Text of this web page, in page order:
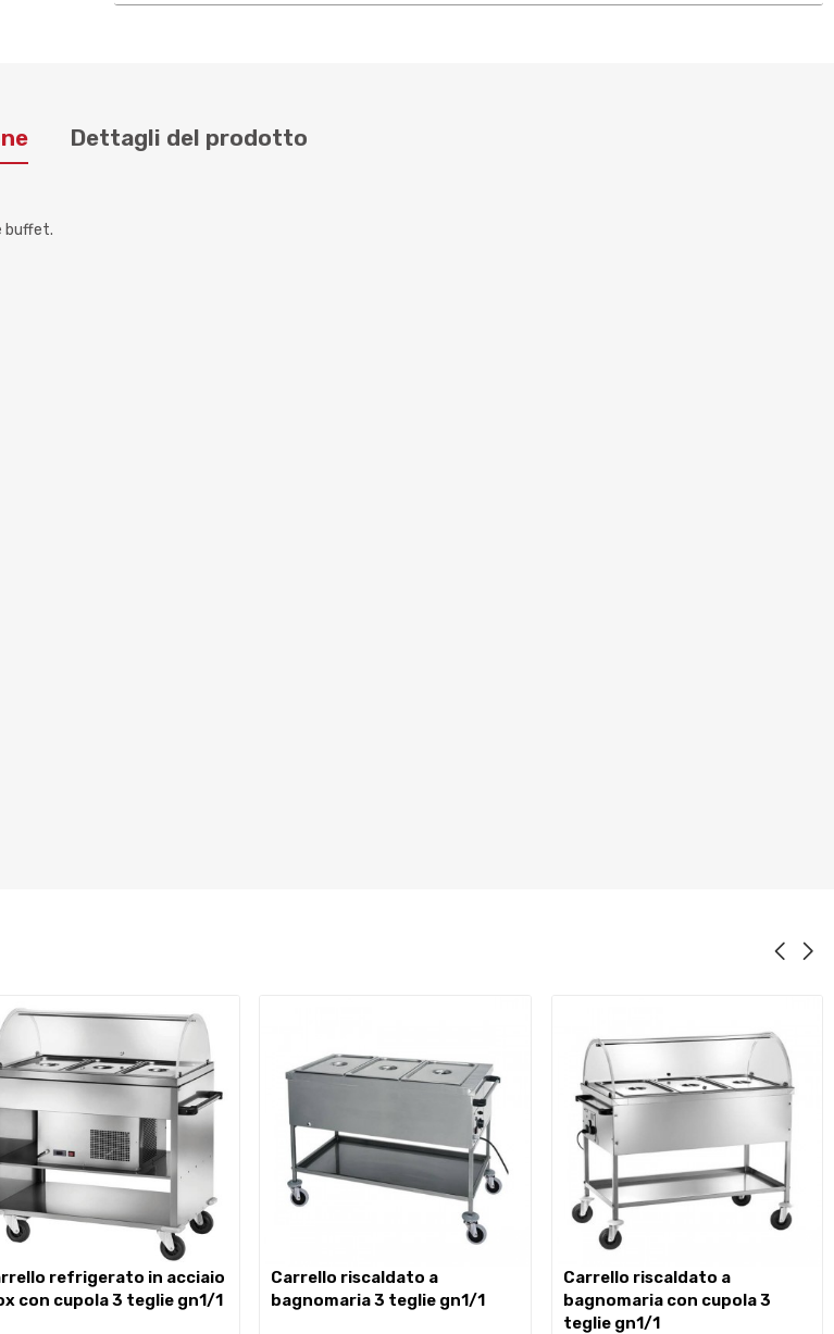
Dettagli del prodotto
buffet.
con cupola 3 teglie gn1/1
carrello riscaldato a
bagnomaria 3 teglie gn1/1
carrello riscaldato a
bagnomaria con cupola 3
teglie gn1/1